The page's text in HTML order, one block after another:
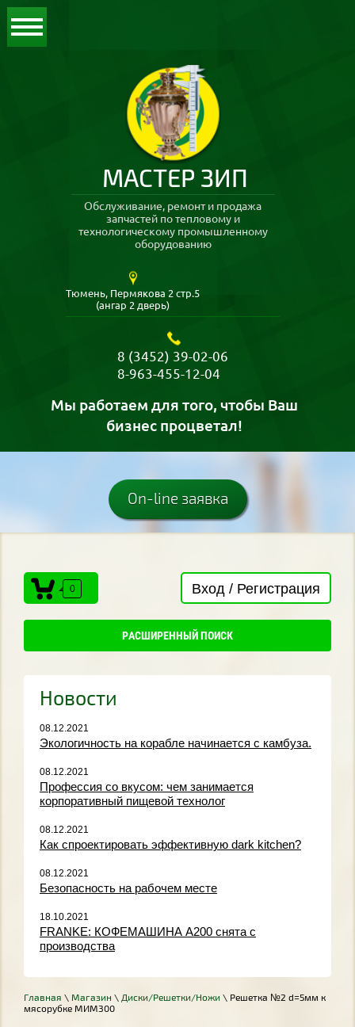
МАСТЕР ЗИП
Обслуживание, ремонт и продажа
запчастей по тепловому и
технологическому промышленному
оборудованию
Мы работаем для того, чтобы Ваш
бизнес процветал!
Тюмень, Пермякова 2 стр.5
(ангар 2 дверь)
8 (3452) 39-02-06
8-963-455-12-04
On-line заявка
0 Вход / Регистрация
РАСШИРЕННЫЙ ПОИСК
Новости
08.12.2021
Экологичность на корабле начинается с камбуза.
08.12.2021
Профессия со вкусом: чем занимается
корпоративный пищевой технолог
08.12.2021
Как спроектировать эффективную dark kitchen?
08.12.2021
Безопасность на рабочем месте
18.10.2021
FRANKE: КОФЕМАШИНА A200 снята с
производства
Главная \ Магазин \ Диски/Решетки/Ножи \ Решетка №2 d=5мм к
мясорубке МИМ300